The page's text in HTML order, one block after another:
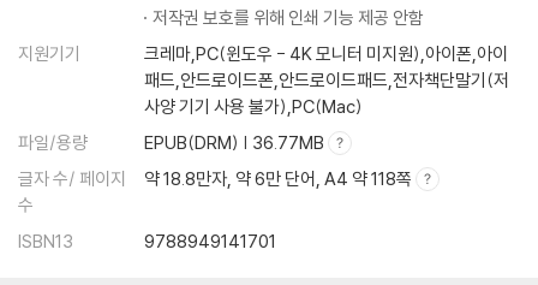
저작권 보호를 위해 인쇄 기능 제공 안함
지원기기
크레마,PC(윈도우 - 4K 모니터 미지원),아이폰,아이
패드,안드로이드폰,안드로이드패드,전자책단말기(저
사양 기기 사용 불가),PC(Mac)
파일/용량
EPUB(DRM) | 36.77MB
글자 수/ 페이지
수
약 18.8만자, 약 6만 단어, A4 약 118쪽
ISBN13 9788949141701